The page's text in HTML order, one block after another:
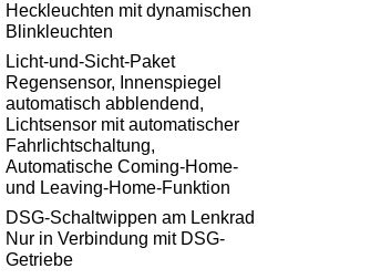
Heckleuchten mit dynamischen
Blinkleuchten
Licht-und-Sicht-Paket
Regensensor, Innenspiegel
automatisch abblendend,
Lichtsensor mit automatischer
Fahrlichtschaltung,
Automatische Coming-Home-
und Leaving-Home-Funktion
DSG-Schaltwippen am Lenkrad
Nur in Verbindung mit DSG-
Getriebe